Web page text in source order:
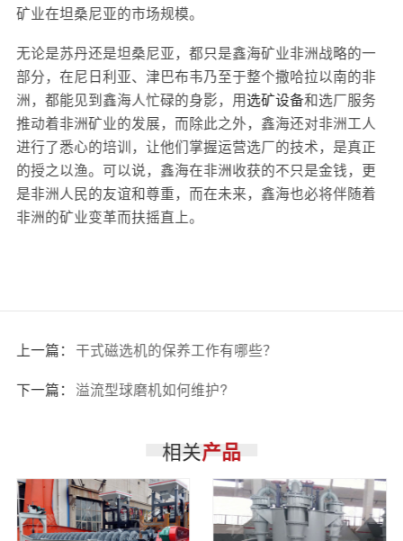
矿业在坦桑尼亚的市场规模。
无论是苏丹还是坦桑尼亚，都只是鑫海矿业非洲战略的一
部分，在尼日利亚、津巴布韦乃至于整个撒哈拉以南的非
洲，都能见到鑫海人忙碌的身影，用选矿设备和选厂服务
推动着非洲矿业的发展，而除此之外，鑫海还对非洲工人
进行了悉心的培训，让他们掌握运营选厂的技术，是真正
的授之以渔。可以说，鑫海在非洲收获的不只是金钱，更
是非洲人民的友谊和尊重，而在未来，鑫海也必将伴随着
非洲的矿业变革而扶摇直上。
上一篇： 干式磁选机的保养工作有哪些？
下一篇： 溢流型球磨机如何维护?
相关产品